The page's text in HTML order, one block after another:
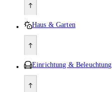
Haus & Garten
Einrichtung & Beleuchtung